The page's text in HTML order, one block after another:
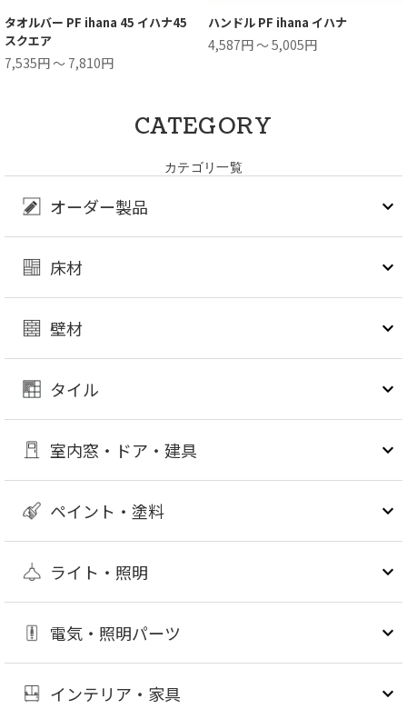
タオルバー PF ihana 45 イハナ45
スクエア
7,535円 ～ 7,810円
ハンドル PF ihana イハナ
4,587円 ～ 5,005円
CATEGORY
カテゴリ一覧
オーダー製品
床材
壁材
タイル
室内窓・ドア・建具
ペイント・塗料
ライト・照明
電気・照明パーツ
インテリア・家具